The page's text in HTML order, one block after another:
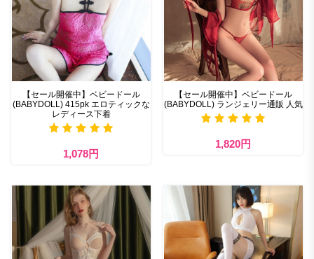
【セール開催中】ベビードール
(BABYDOLL) 415pk エロティックな
レディース下着
1,078円
【セール開催中】ベビードール
(BABYDOLL) ランジェリー通販 人気
1,820円